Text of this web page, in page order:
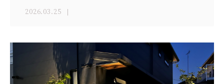
2026.03.25